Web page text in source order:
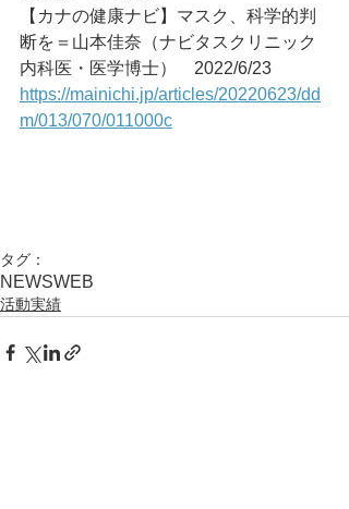
【カナの健康ナビ】マスク、科学的判
断を＝山本佳奈（ナビタスクリニック
内科医・医学博士）	2022/6/23
https://mainichi.jp/articles/20220623/dd
m/013/070/011000c
タグ：
NEWSWEB
活動実績